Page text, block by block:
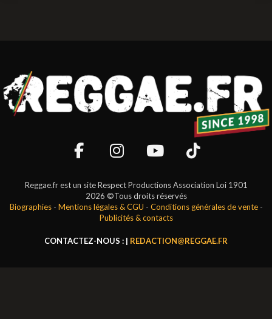
Reggae.fr est un site Respect Productions Association Loi 1901
2026 ©Tous droits réservés
Biographies- Mentions légales & CGU - Conditions générales de vente-
Publicités & contacts
CONTACTEZ-NOUS : | REDACTION@REGGAE.FR